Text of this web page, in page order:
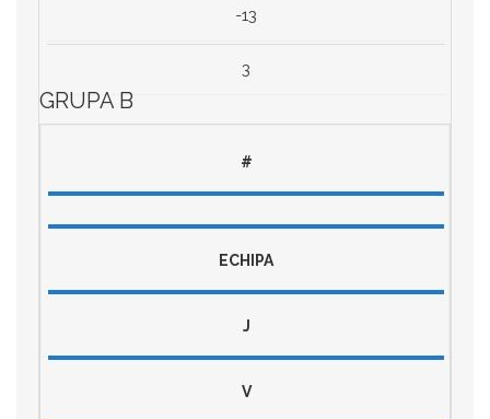
-13
3
GRUPA B
#
ECHIPA
J
V